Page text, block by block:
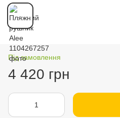
Під замовлення
4 420 грн